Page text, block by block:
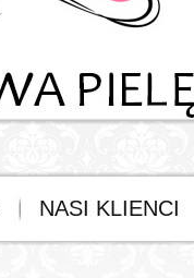
NASI KLIENCI